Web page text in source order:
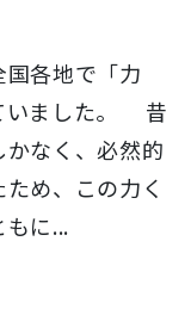
各地で「力
いました。 昔
なく、必然的
め、この力く
に...